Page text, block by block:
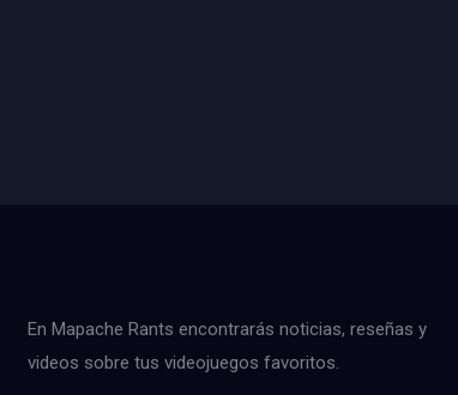
En Mapache Rants encontrarás noticias, reseñas y
videos sobre tus videojuegos favoritos.